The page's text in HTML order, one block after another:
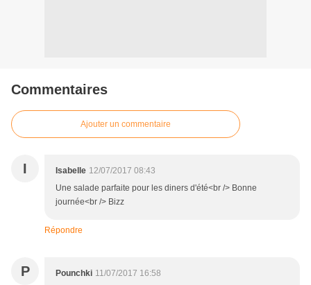
Commentaires
Ajouter un commentaire
I Isabelle 12/07/2017 08:43
Une salade parfaite pour les diners d'été<br /> Bonne
journée<br /> Bizz
Répondre
P Pounchki 11/07/2017 16:58